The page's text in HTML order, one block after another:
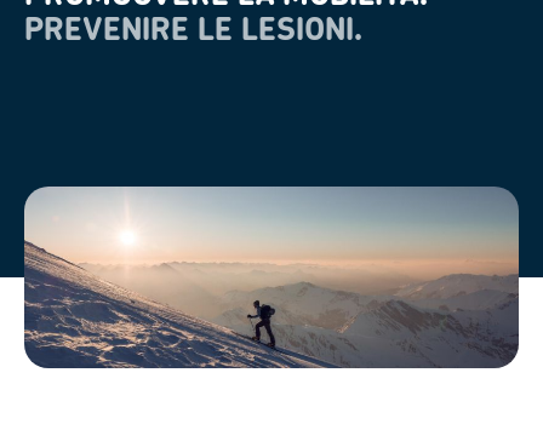
PREVENIRE LE LESIONI.